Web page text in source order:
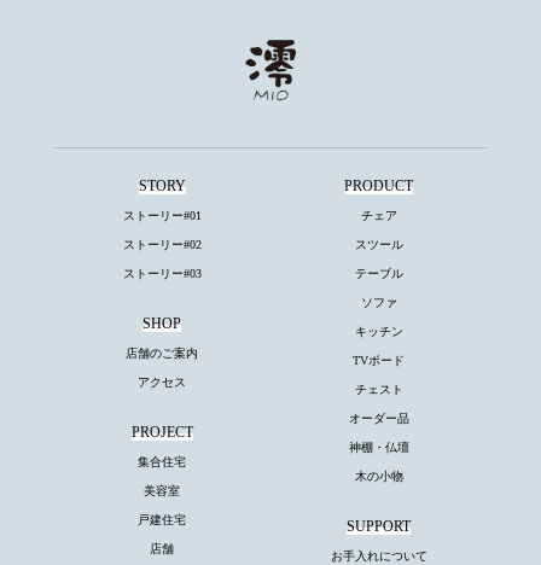
STORY
ストーリー#01
ストーリー#02
ストーリー#03
SHOP
店舗のご案内
アクセス
PRODUCT
チェア
スツール
テーブル
ソファ
キッチン
TVボード
チェスト
オーダー品
神棚・仏壇
木の小物
PROJECT
集合住宅
美容室
戸建住宅
店舗
SUPPORT
お手入れについて